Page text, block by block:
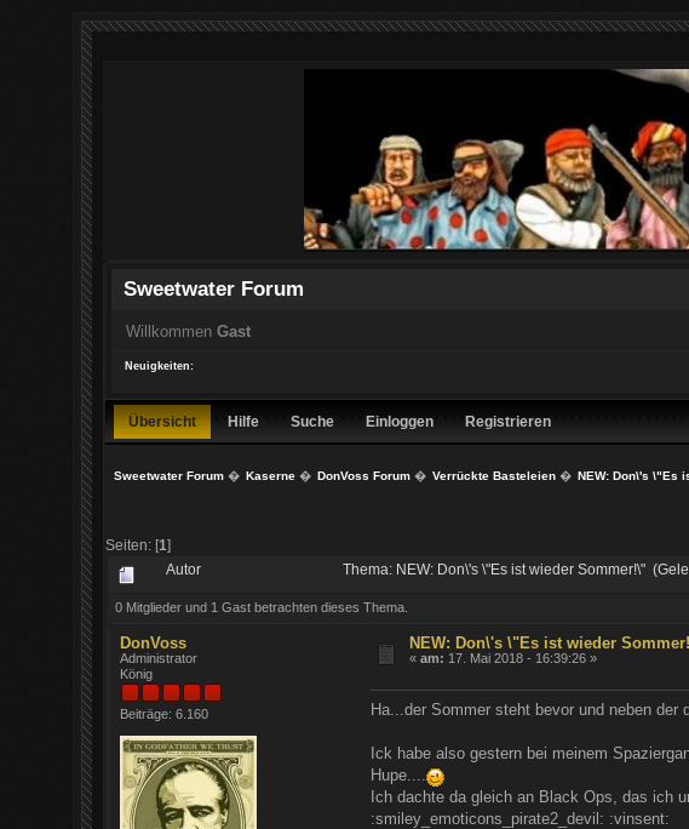
Sweetwater Forum
Willkommen Gast
Neuigkeiten:
Übersicht Hilfe Suche Einloggen Registrieren
Sweetwater Forum� Kaserne� DonVoss Forum� Verrückte Basteleien � NEW: Don\'s \"Es
Seiten: [1]
Autor Thema: NEW: Don\'s \"Es ist wieder Sommer!\"
0 Mitglieder und 1 Gast betrachten dieses Thema.
DonVoss
Administrator
König
Beiträge: 6.160
NEW: Don\'s \"Es ist wieder
«am: 17. Mai 2018 - 16:39:26 »
Ha...der Sommer steht bevor und neben der
Ick habe also gestern bei meinem
Hupe....
Ich dachte da gleich an Black Ops, das ich
:smiley_emoticons_pirate2_devil: :vinsent: